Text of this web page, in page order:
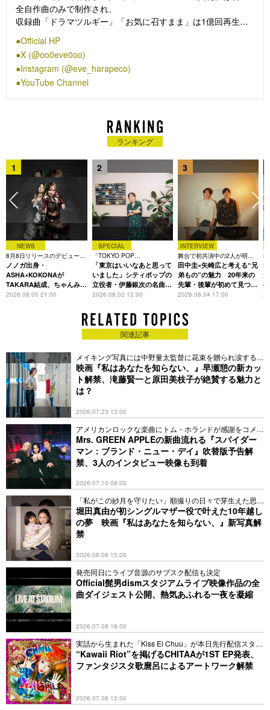
全自作曲のみで制作され、
収録曲「ドラマツルギー」「お気に召すまま」は1億回再生を
YouTube登録者数は400万人を上回り、日本国内アーティスト2
位の規模となる。
2018年、2019年のワンマンライブは12,000人を動員した
「winter tour 2019-2020 胡乱な食卓」を含め全公演即完。
2019年2月6日発売「おとぎ」、2020年2月12日発売「Smile」
2020年12月23日発売の「廻廻奇譚 / 蒼のワルツ」は1位を獲得
収録曲「廻廻奇譚」はストリーミング3億回再生、YouTube2.5
億回再生を突破した。
2022年3月16日発売「廻人」を携えた全国9公演ホールツアー
「Eve Live Tour 2022 廻人」および
初の日本武道館2days公演「Eve Live Tour 2022 廻人 日本武道
館 追加公演」も即完を果たしている。
Official HP
X (@oo0eve0oo)
Instagram (@eve_harapeco)
YouTube Channel
ランキング
1
NEWS
8月8日リリースのデビュー曲
は「Time is money」
ノノガ出身・
ASHA×KOKONAが
TAKARA結成、ちゃんみな
主宰レーベル第2弾アーテ
2026.08.05 21:00
2
SPECIAL
「TOKYO POP
CHRONICLE」特集
「東京はいいなあと思って
いました」シティポップの
立役者・伊藤銀次の名曲回
想録
2026.08.02 12:00
3
INTERVIEW
舞台で初共演中の2人が明か
す、今の自分をつくる恩人の
存在
田中圭×矢崎広と考える“兄
弟もの”の魅力 20年来の
先輩・後輩が初めて見つけ
た互いの共通点とは
2026.08.04 17:00
3
関連記事
メイキング写真には中野量太監督に花束を贈られ涙する姿
も
映画『私はあなたを知らない、』早瀬憩の新カッ
ト解禁、滝藤賢一と原田美枝子が絶賛する魅力と
は？
2026.07.23 13:00
アメリカンロックな楽曲にトム・ホランドが感謝をコメン
ト
Mrs. GREEN APPLEの新曲流れる『スパイダー
マン：ブランド・ニュー・デイ』吹替版予告解
禁、3人のインタビュー映像も到着
2026.07.10 08:00
「私がこの紗月を守りたい」順撮りの日々で芽生えた思い
とは
堀田真由が初シングルマザー役で叶えた10年越し
の夢 映画『私はあなたを知らない、』新写真解
禁
2026.08.06 15:00
発売同日にライブ音源のサブスク配信も決定
Official髭男dismスタジアムライブ映像作品の全
曲ダイジェスト公開、熱気あふれる一夜を凝縮
2026.07.08 18:00
実話から生まれた「Kiss Ei Chuu」が本日先行配信スター
ト
“Kawaii Riot”を掲げるCHITAAが1ST EP発表、
ファンタジスタ歌麿呂によるアートワーク解禁
2026.07.08 12:00